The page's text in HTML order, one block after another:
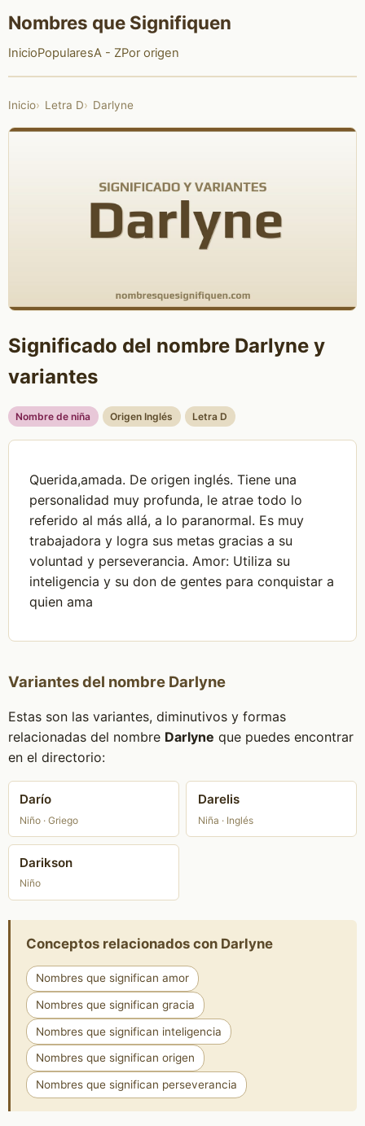
Nombres que Signifiquen
InicioPopularesA - ZPor origen
Inicio Letra D Darlyne
Significado del nombre Darlyne y
variantes
Nombre de niña Origen Inglés Letra D
Querida,amada. De origen inglés. Tiene una
personalidad muy profunda, le atrae todo lo
referido al más allá, a lo paranormal. Es muy
trabajadora y logra sus metas gracias a su
voluntad y perseverancia. Amor: Utiliza su
inteligencia y su don de gentes para conquistar a
quien ama
Variantes del nombre Darlyne
Estas son las variantes, diminutivos y formas
relacionadas del nombre Darlyne que puedes encontrar
en el directorio:
Darío
Niño · Griego
Darelis
Niña · Inglés
Darikson
Niño
Conceptos relacionados con Darlyne
Nombres que significan amor
Nombres que significan gracia
Nombres que significan inteligencia
Nombres que significan origen
Nombres que significan perseverancia